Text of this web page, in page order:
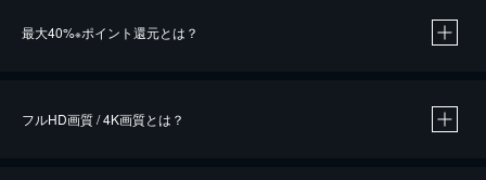
最大40%※ポイント還元とは？
フルHD画質 / 4K画質とは？